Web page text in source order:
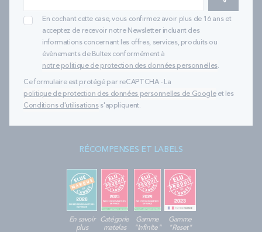
En cochant cette case, vous confirmez avoir plus de 16 ans et
acceptez de recevoir notre Newsletter incluant des
informations concernant les offres, services, produits ou
évènements de Bultex conformément à
notre politique de protection des données personnelles.
Ce formulaire est protégé par reCAPTCHA - La
politique de protection des données personnelles de Googleet les
Conditions d'utilisationss'appliquent.
RÉCOMPENSES ET LABELS
En savoir
plus
Catégorie
matelas
Gamme
"Infinite"
Gamme
"Reset"